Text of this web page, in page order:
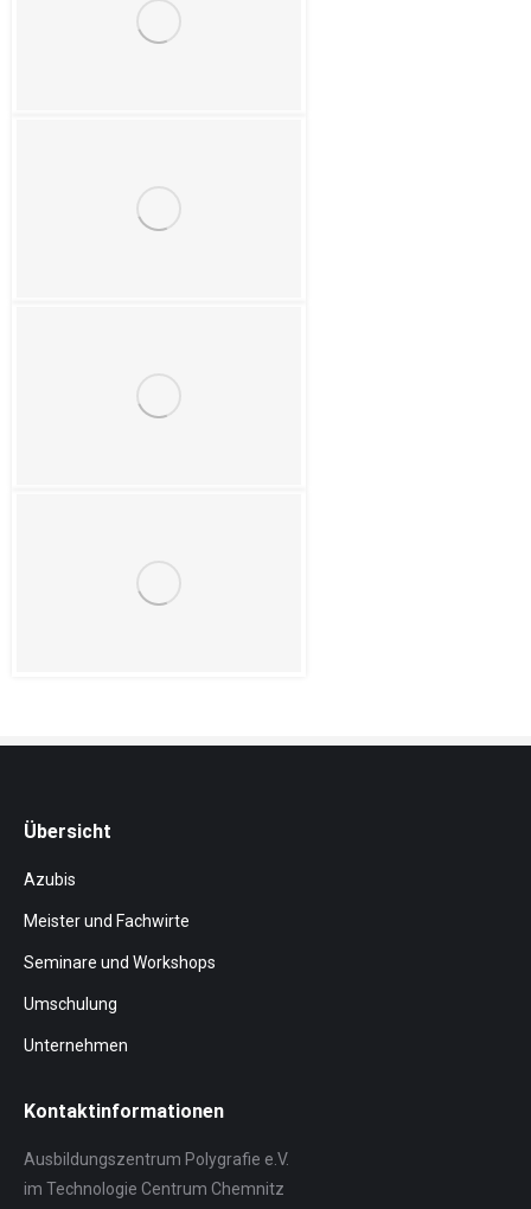
Übersicht
Azubis
Meister und Fachwirte
Seminare und Workshops
Umschulung
Unternehmen
Kontaktinformationen
Ausbildungszentrum Polygrafie e.V.
im Technologie Centrum Chemnitz